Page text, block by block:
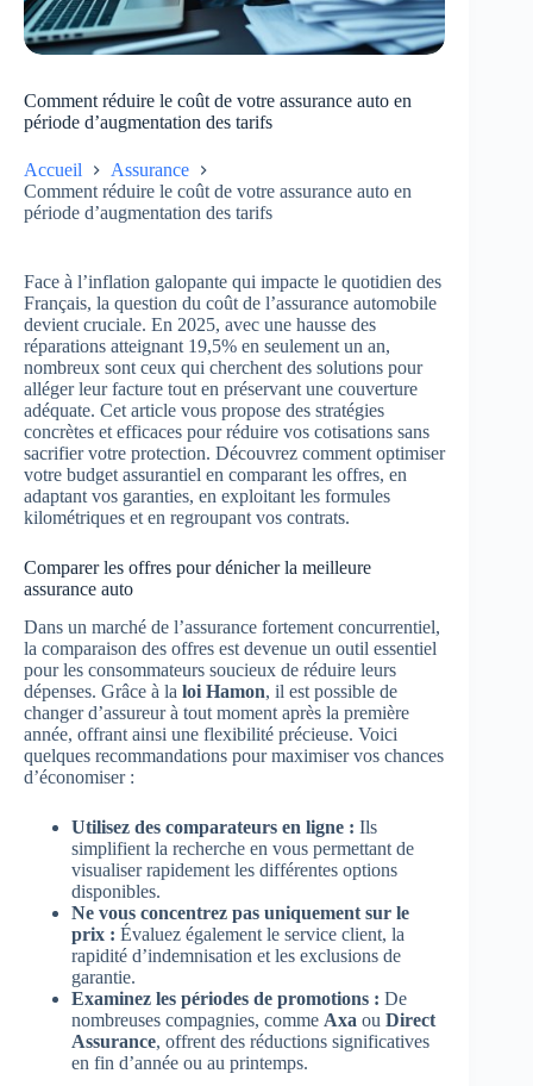
Comment réduire le coût de votre assurance auto en
période d’augmentation des tarifs
Accueil
Assurance
Comment réduire le coût de votre assurance auto en
période d’augmentation des tarifs
Face à l’inflation galopante qui impacte le quotidien des
Français, la question du coût de l’assurance automobile
devient cruciale. En 2025, avec une hausse des
réparations atteignant 19,5% en seulement un an,
nombreux sont ceux qui cherchent des solutions pour
alléger leur facture tout en préservant une couverture
adéquate. Cet article vous propose des stratégies
concrètes et efficaces pour réduire vos cotisations sans
sacrifier votre protection. Découvrez comment optimiser
votre budget assurantiel en comparant les offres, en
adaptant vos garanties, en exploitant les formules
kilométriques et en regroupant vos contrats.
Comparer les offres pour dénicher la meilleure
assurance auto
Dans un marché de l’assurance fortement concurrentiel,
la comparaison des offres est devenue un outil essentiel
pour les consommateurs soucieux de réduire leurs
dépenses. Grâce à la loi Hamon, il est possible de
changer d’assureur à tout moment après la première
année, offrant ainsi une flexibilité précieuse. Voici
quelques recommandations pour maximiser vos chances
d’économiser :
Utilisez des comparateurs en ligne : Ils
simplifient la recherche en vous permettant de
visualiser rapidement les différentes options
disponibles.
Ne vous concentrez pas uniquement sur le
prix : Évaluez également le service client, la
rapidité d’indemnisation et les exclusions de
garantie.
Examinez les périodes de promotions : De
nombreuses compagnies, comme Axa ou Direct
Assurance, offrent des réductions significatives
en fin d’année ou au printemps.